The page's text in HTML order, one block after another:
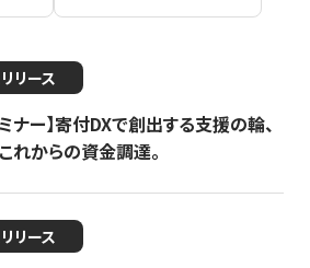
リース
ナー】寄付DXで創出する支援の輪、
れからの資金調達。
リース